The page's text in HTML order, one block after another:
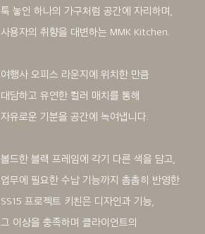
툭 놓인 하나의 가구처럼 공간에 자리하며,
사용자의 취향을 대변하는 MMK Kitchen.
여행사 오피스 라운지에 위치한 만큼
대담하고 유연한 컬러 매치를 통해
자유로운 기분을 공간에 녹여냅니다.
볼드한 블랙 프레임에 각기 다른 색을 담고,
업무에 필요한 수납 기능까지 촘촘히 반영한
SS15 프로젝트 키친은 디자인과 기능,
그 이상을 충족하며 클라이언트의